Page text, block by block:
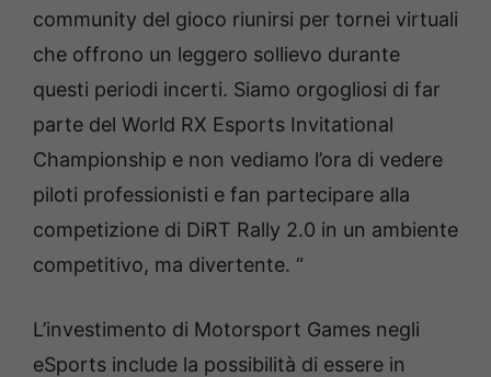
community del gioco riunirsi per tornei virtuali
che offrono un leggero sollievo durante
questi periodi incerti. Siamo orgogliosi di far
parte del World RX Esports Invitational
Championship e non vediamo l’ora di vedere
piloti professionisti e fan partecipare alla
competizione di DiRT Rally 2.0 in un ambiente
competitivo, ma divertente. “
L’investimento di Motorsport Games negli
eSports include la possibilità di essere in